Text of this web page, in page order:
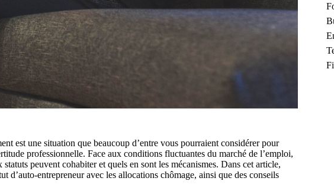
est une situation que beaucoup d’entre vous pourraient considérer pour
professionnelle. Face aux conditions fluctuantes du marché de l’emploi,
peuvent cohabiter et quels en sont les mécanismes. Dans cet article,
d’auto-entrepreneur avec les allocations chômage, ainsi que des conseils